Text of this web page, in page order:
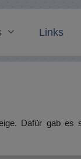
Links
Dafür gab